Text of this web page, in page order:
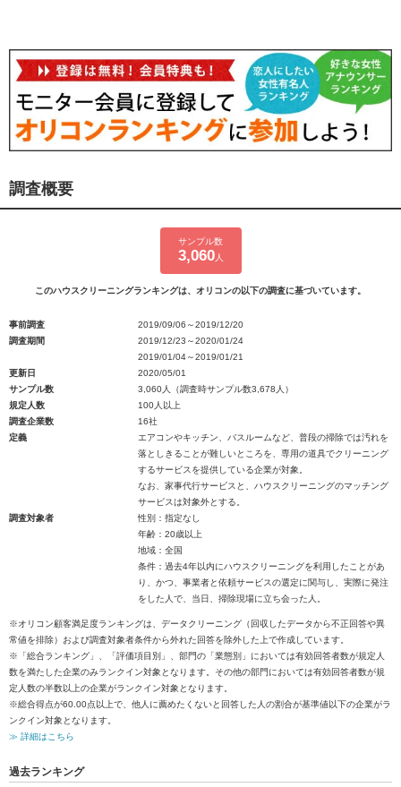
調査概要
サンプル数
3,060人
このハウスクリーニングランキングは、オリコンの以下の調査に基づいています。
事前調査
2019/09/06～2019/12/20
調査期間
2019/12/23～2020/01/24
2019/01/04～2019/01/21
更新日
2020/05/01
サンプル数
3,060人（調査時サンプル数3,678人）
規定人数
100人以上
調査企業数
16社
定義
エアコンやキッチン、バスルームなど、普段の掃除では汚れを
落としきることが難しいところを、専用の道具でクリーニング
するサービスを提供している企業が対象。
なお、家事代行サービスと、ハウスクリーニングのマッチング
サービスは対象外とする。
調査対象者
性別：指定なし
年齢：20歳以上
地域：全国
条件：過去4年以内にハウスクリーニングを利用したことがあ
り、かつ、事業者と依頼サービスの選定に関与し、実際に発注
をした人で、当日、掃除現場に立ち会った人。
※オリコン顧客満足度ランキングは、データクリーニング（回収したデータから不正回答や異
常値を排除）および調査対象者条件から外れた回答を除外した上で作成しています。
※「総合ランキング」、「評価項目別」、部門の「業態別」においては有効回答者数が規定人
数を満たした企業のみランクイン対象となります。その他の部門においては有効回答者数が規
定人数の半数以上の企業がランクイン対象となります。
※総合得点が60.00点以上で、他人に薦めたくないと回答した人の割合が基準値以下の企業がラ
ンクイン対象となります。
≫ 詳細はこちら
過去ランキング